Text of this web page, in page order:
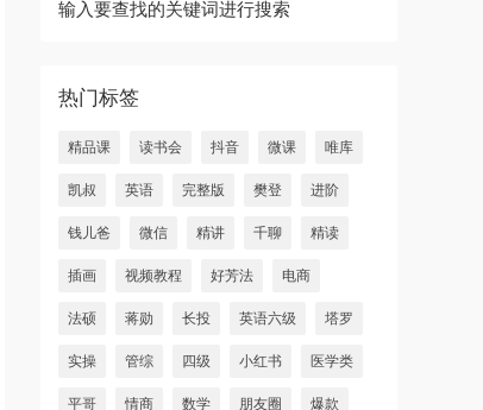
输入要查找的关键词进行搜索
热门标签
精品课 读书会 抖音 微课 唯库
凯叔 英语 完整版 樊登 进阶
钱儿爸 微信 精讲 千聊 精读
插画 视频教程 好芳法 电商
法硕 蒋勋 长投 英语六级 塔罗
实操 管综 四级 小红书 医学类
平哥 情商 数学 朋友圈 爆款